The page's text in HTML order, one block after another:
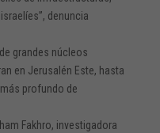
denuncia
grandes núcleos
en Jerusalén Este, hasta
profundo de
Fakhro, investigadora